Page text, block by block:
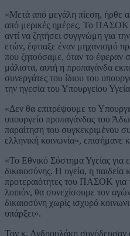
«Μετά από μεγάλη πίεση, ήρθε
από μερικές ημέρες. Το ΠΑΣΟΚ
αντί να ζητήσει συγγνώμη για
ετών, έφτιαξε έναν μηχανισμό
που ζητούσαμε, όταν το έφεραν
μάλιστα, αυτή η προπαγάνδα
συνεργάτες του ίδιου του
την ηγεσία του Υπουργείου
«Δεν θα επιτρέψουμε το
υπουργείο προπαγάνδας του
παραίτηση του συγκεκριμένου
ελληνική κοινωνία», επισήμανε
«Το Εθνικό Σύστημα Υγείας για
δικαιοσύνης. Η υγεία, η παιδεία
προτεραιότητες του ΠΑΣΟΚ για
λοιπόν, θα συνεχίσουμε τον
δικαιοσύνη χωρίς ισχυρό
υπάρξει».
Τον κ. Ανδρουλάκη συνόδευσαν